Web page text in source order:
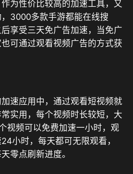
为性价比较高的加速工具，又
3000多款手游都能在线搜
享受三天免广告加速，当免广
可通过观看视频广告的方式获
速应用中，通过观看短视频就
实用，每个视频时长较短，大
视频可以免费加速一小时，观
小时，每天都可无限观看，
零点刷新进度。